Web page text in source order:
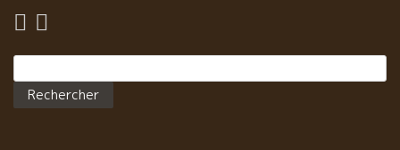
ら自然派ワインの大ファンだったのである。 自分でワインを造ろ
うと決意したのは、“自分のようにパリのオフィスで頭脳を使って
働く人達も、現在のスピードの速い時代はまさにハードな肉体労
いる。私の第二の故郷のワインだ。久々のカベルネ・ソ－ヴィニ
山あり、ワイワイ皆で分けながら楽しめる料理。 まずは，生カキ
を注文。ワインはアルデッシュ地方の人気者シルヴァン・ボック